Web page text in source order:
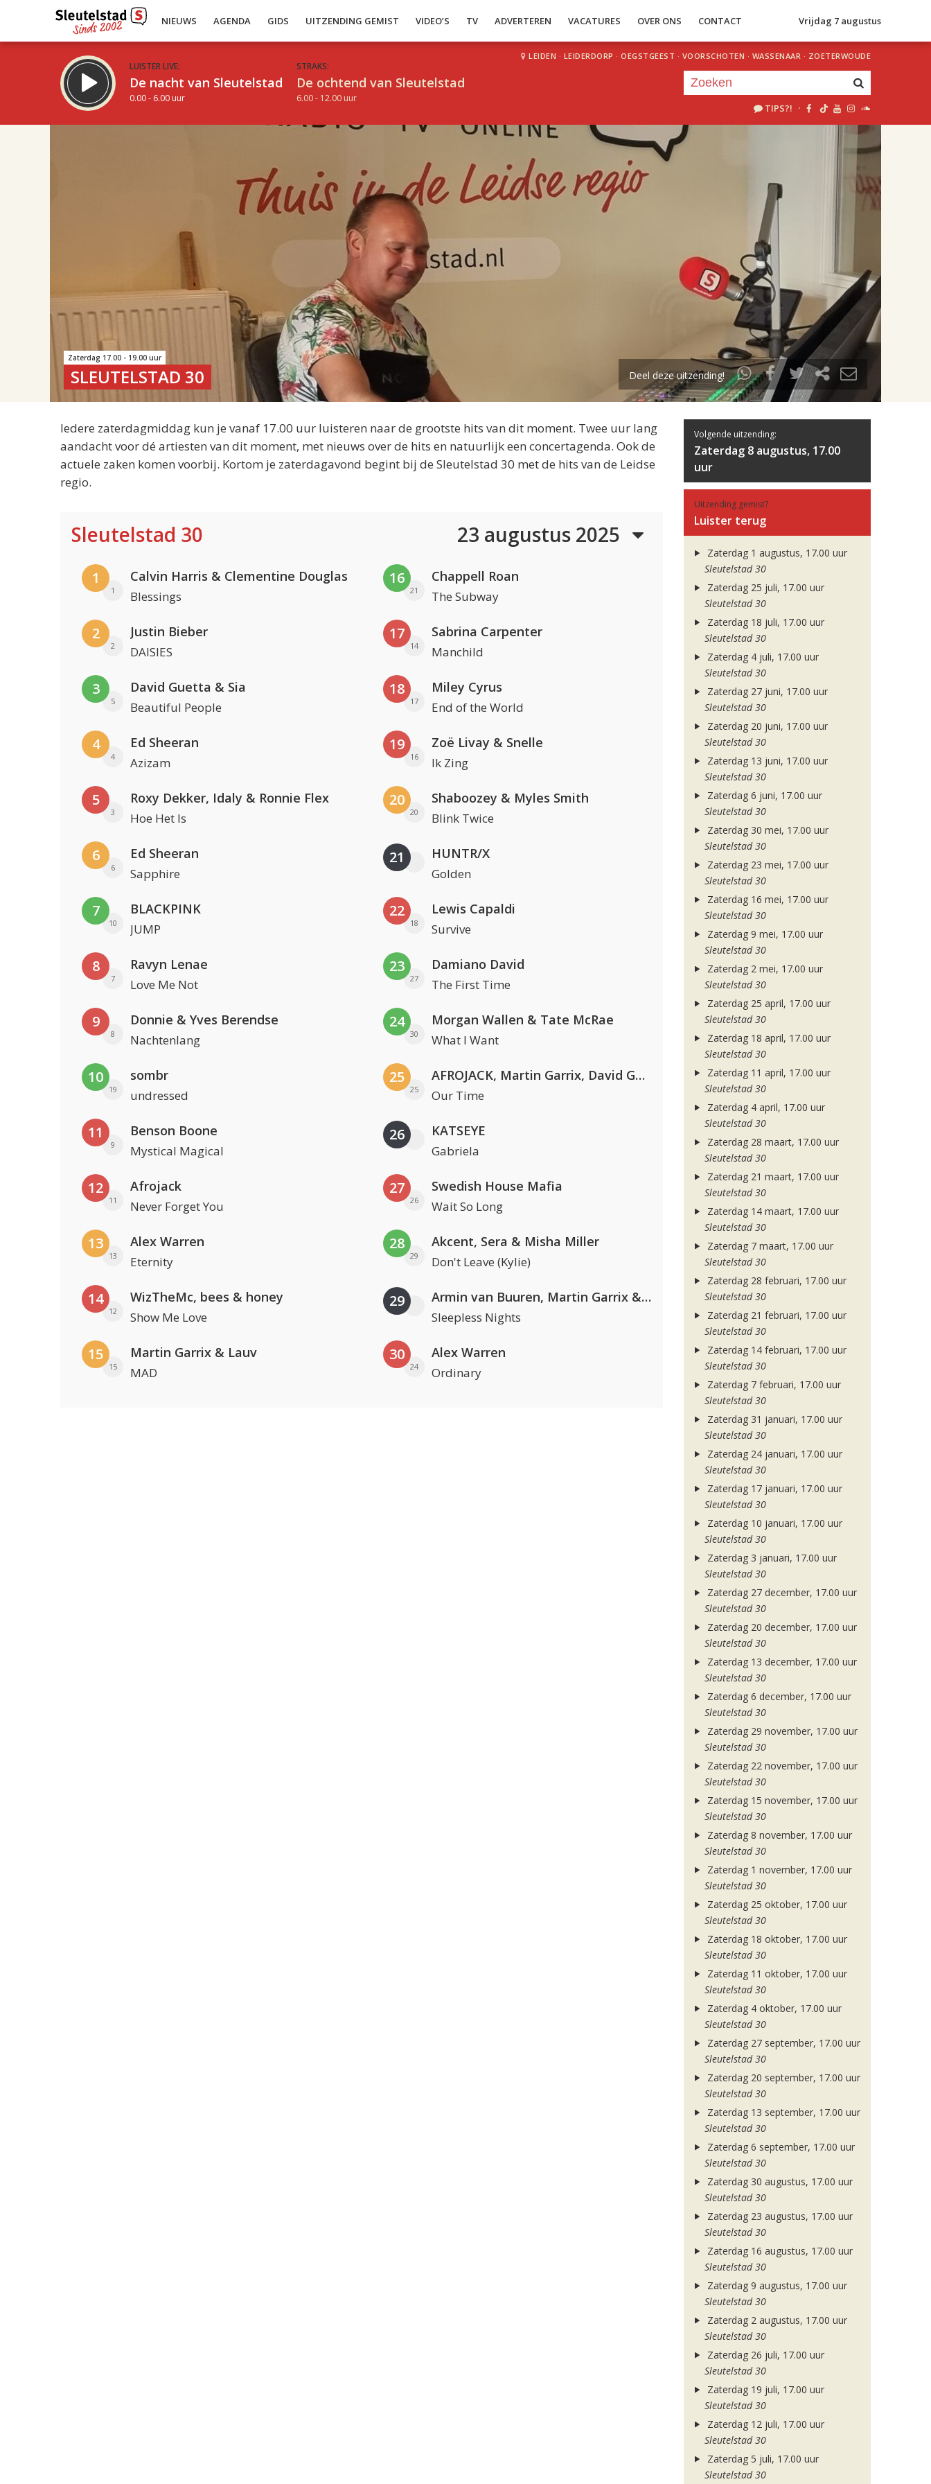
NIEUWS AGENDA GIDS UITZENDING GEMIST VIDEO’S TV ADVERTEREN VACATURES OVER ONS CONTACT Vrijdag 7 augustus
LUISTER LIVE:
De nacht van Sleutelstad
0.00 - 6.00 uur
STRAKS:
De ochtend van Sleutelstad
6.00 - 12.00 uur
LEIDEN · LEIDERDORP · OEGSTGEEST · VOORSCHOTEN · WASSENAAR · ZOETERWOUDE
TIPS?! ·
uur 1 van 2
Volgend uur
Zaterdag 17.00 - 19.00 uur
SLEUTELSTAD 30 Deel deze uitzending!
Iedere zaterdagmiddag kun je vanaf 17.00 uur luisteren naar de grootste hits van dit moment. Twee uur lang
aandacht voor dé artiesten van dit moment, met nieuws over de hits en natuurlijk een concertagenda. Ook de
actuele zaken komen voorbij. Kortom je zaterdagavond begint bij de Sleutelstad 30 met de hits van de Leidse
regio.
Sleutelstad 30 23 augustus 2025
1
1
Calvin Harris & Clementine Douglas
Blessings
2
2
Justin Bieber
DAISIES
3
5
David Guetta & Sia
Beautiful People
4
4
Ed Sheeran
Azizam
5
3
Roxy Dekker, Idaly & Ronnie Flex
Hoe Het Is
6
6
Ed Sheeran
Sapphire
7
10
BLACKPINK
JUMP
8
7
Ravyn Lenae
Love Me Not
9
8
Donnie & Yves Berendse
Nachtenlang
10
19
sombr
undressed
11
9
Benson Boone
Mystical Magical
12
11
Afrojack
Never Forget You
13
13
Alex Warren
Eternity
14
12
WizTheMc, bees & honey
Show Me Love
15
15
Martin Garrix & Lauv
MAD
16
21
Chappell Roan
The Subway
17
14
Sabrina Carpenter
Manchild
18
17
Miley Cyrus
End of the World
19
16
Zoë Livay & Snelle
Ik Zing
20
20
Shaboozey & Myles Smith
Blink Twice
21 HUNTR/X
Golden
22
18
Lewis Capaldi
Survive
23
27
Damiano David
The First Time
24
30
Morgan Wallen & Tate McRae
What I Want
25
25
AFROJACK, Martin Garrix, David Guetta & Amél
Our Time
26 KATSEYE
Gabriela
27
26
Swedish House Mafia
Wait So Long
28
29
Akcent, Sera & Misha Miller
Don't Leave (Kylie)
29 Armin van Buuren, Martin Garrix & Libby Whitehouse
Sleepless Nights
30
24
Alex Warren
Ordinary
Volgende uitzending:
Zaterdag 8 augustus, 17.00
uur
Uitzending gemist?
Luister terug
Zaterdag 1 augustus, 17.00 uur
Sleutelstad 30
Zaterdag 25 juli, 17.00 uur
Sleutelstad 30
Zaterdag 18 juli, 17.00 uur
Sleutelstad 30
Zaterdag 4 juli, 17.00 uur
Sleutelstad 30
Zaterdag 27 juni, 17.00 uur
Sleutelstad 30
Zaterdag 20 juni, 17.00 uur
Sleutelstad 30
Zaterdag 13 juni, 17.00 uur
Sleutelstad 30
Zaterdag 6 juni, 17.00 uur
Sleutelstad 30
Zaterdag 30 mei, 17.00 uur
Sleutelstad 30
Zaterdag 23 mei, 17.00 uur
Sleutelstad 30
Zaterdag 16 mei, 17.00 uur
Sleutelstad 30
Zaterdag 9 mei, 17.00 uur
Sleutelstad 30
Zaterdag 2 mei, 17.00 uur
Sleutelstad 30
Zaterdag 25 april, 17.00 uur
Sleutelstad 30
Zaterdag 18 april, 17.00 uur
Sleutelstad 30
Zaterdag 11 april, 17.00 uur
Sleutelstad 30
Zaterdag 4 april, 17.00 uur
Sleutelstad 30
Zaterdag 28 maart, 17.00 uur
Sleutelstad 30
Zaterdag 21 maart, 17.00 uur
Sleutelstad 30
Zaterdag 14 maart, 17.00 uur
Sleutelstad 30
Zaterdag 7 maart, 17.00 uur
Sleutelstad 30
Zaterdag 28 februari, 17.00 uur
Sleutelstad 30
Zaterdag 21 februari, 17.00 uur
Sleutelstad 30
Zaterdag 14 februari, 17.00 uur
Sleutelstad 30
Zaterdag 7 februari, 17.00 uur
Sleutelstad 30
Zaterdag 31 januari, 17.00 uur
Sleutelstad 30
Zaterdag 24 januari, 17.00 uur
Sleutelstad 30
Zaterdag 17 januari, 17.00 uur
Sleutelstad 30
Zaterdag 10 januari, 17.00 uur
Sleutelstad 30
Zaterdag 3 januari, 17.00 uur
Sleutelstad 30
Zaterdag 27 december, 17.00 uur
Sleutelstad 30
Zaterdag 20 december, 17.00 uur
Sleutelstad 30
Zaterdag 13 december, 17.00 uur
Sleutelstad 30
Zaterdag 6 december, 17.00 uur
Sleutelstad 30
Zaterdag 29 november, 17.00 uur
Sleutelstad 30
Zaterdag 22 november, 17.00 uur
Sleutelstad 30
Zaterdag 15 november, 17.00 uur
Sleutelstad 30
Zaterdag 8 november, 17.00 uur
Sleutelstad 30
Zaterdag 1 november, 17.00 uur
Sleutelstad 30
Zaterdag 25 oktober, 17.00 uur
Sleutelstad 30
Zaterdag 18 oktober, 17.00 uur
Sleutelstad 30
Zaterdag 11 oktober, 17.00 uur
Sleutelstad 30
Zaterdag 4 oktober, 17.00 uur
Sleutelstad 30
Zaterdag 27 september, 17.00 uur
Sleutelstad 30
Zaterdag 20 september, 17.00 uur
Sleutelstad 30
Zaterdag 13 september, 17.00 uur
Sleutelstad 30
Zaterdag 6 september, 17.00 uur
Sleutelstad 30
Zaterdag 30 augustus, 17.00 uur
Sleutelstad 30
Zaterdag 23 augustus, 17.00 uur
Sleutelstad 30
Zaterdag 16 augustus, 17.00 uur
Sleutelstad 30
Zaterdag 9 augustus, 17.00 uur
Sleutelstad 30
Zaterdag 2 augustus, 17.00 uur
Sleutelstad 30
Zaterdag 26 juli, 17.00 uur
Sleutelstad 30
Zaterdag 19 juli, 17.00 uur
Sleutelstad 30
Zaterdag 12 juli, 17.00 uur
Sleutelstad 30
Zaterdag 5 juli, 17.00 uur
Sleutelstad 30